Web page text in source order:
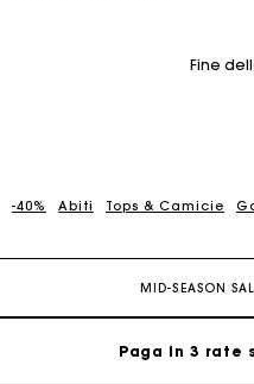
Fine
-40% Abiti Tops & Camicie
MID-SEASON
La carta regalo Maje: il
Consegna a
Paga in 3 rate